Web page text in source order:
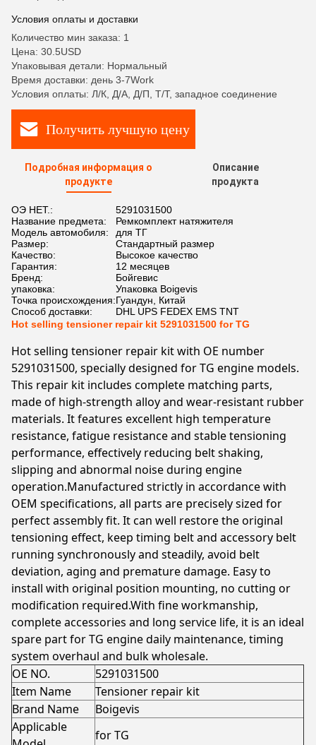
Условия оплаты и доставки
Количество мин заказа: 1
Цена: 30.5USD
Упаковывая детали: Нормальный
Время доставки: день 3-7Work
Условия оплаты: Л/К, Д/А, Д/П, Т/Т, западное соединение
Получить лучшую цену
Подробная информация о
продукте
Описание
продукта
ОЭ НЕТ.:
5291031500
Название предмета:
Ремкомплект натяжителя
Модель автомобиля:
для ТГ
Размер:
Стандартный размер
Качество:
Высокое качество
Гарантия:
12 месяцев
Бренд:
Бойгевис
упаковка:
Упаковка Boigevis
Точка происхождения:Гуандун, Китай
Способ доставки:
DHL UPS FEDEX EMS TNT
Hot selling tensioner repair kit 5291031500 for TG
Hot selling tensioner repair kit with OE number
5291031500, specially designed for TG engine models.
This repair kit includes complete matching parts,
made of high-strength alloy and wear-resistant rubber
materials. It features excellent high temperature
resistance, fatigue resistance and stable tensioning
performance, effectively reducing belt shaking,
slipping and abnormal noise during engine
operation.Manufactured strictly in accordance with
OEM specifications, all parts are precisely sized for
perfect assembly fit. It can well restore the original
tensioning effect, keep timing belt and accessory belt
running synchronously and steadily, avoid belt
deviation, aging and premature damage. Easy to
install with original position mounting, no cutting or
modification required.With fine workmanship,
complete accessories and long service life, it is an ideal
spare part for TG engine daily maintenance, timing
system overhaul and bulk wholesale.
OE NO.
5291031500
Item Name
Tensioner repair kit
Brand Name
Boigevis
Applicable
for TG